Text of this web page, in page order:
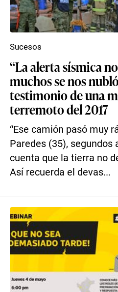
“La alerta sísmica
muchos se nos
testimonio de una
terremoto del 2017
“Ese camión pasó muy
Paredes (35), segundos
cuenta que la tierra no
Así recuerda el devas...
Sucesos